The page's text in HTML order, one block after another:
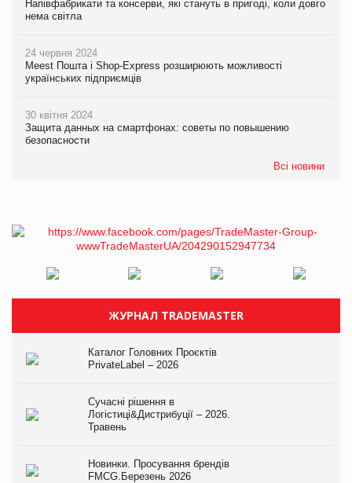
Напівфабрикати та консерви, які стануть в пригоді, коли довго
нема світла
24 червня 2024
Meest Пошта і Shop-Express розширюють можливості
українських підприємців
30 квітня 2024
Защита данных на смартфонах: советы по повышению
безопасности
Всі новини
ЖУРНАЛ TRADEMASTER
Каталог Головних Проєктів
PrivateLabel – 2026
Сучасні рішення в
Логістиці&Дистрибуції – 2026.
Травень
Новинки. Просування брендів
FMCG.Березень 2026